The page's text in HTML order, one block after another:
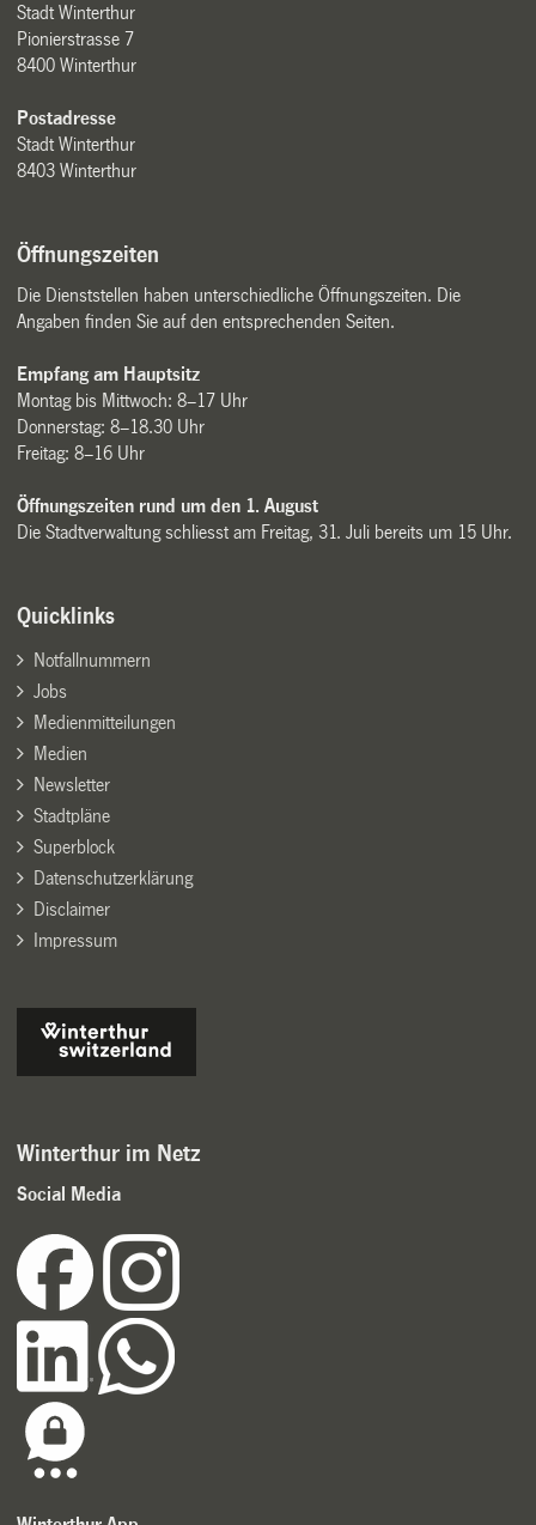
Stadt Winterthur
Pionierstrasse 7
8400 Winterthur
Postadresse
Stadt Winterthur
8403 Winterthur
Öffnungszeiten
Die Dienststellen haben unterschiedliche Öffnungszeiten. Die
Angaben finden Sie auf den entsprechenden Seiten.
Empfang am Hauptsitz
Montag bis Mittwoch: 8–17 Uhr
Donnerstag: 8–18.30 Uhr
Freitag: 8–16 Uhr
Öffnungszeiten rund um den 1. August
Die Stadtverwaltung schliesst am Freitag, 31. Juli bereits um 15 Uhr.
Quicklinks
Notfallnummern
Jobs
Medienmitteilungen
Medien
Newsletter
Stadtpläne
Superblock
Datenschutzerklärung
Disclaimer
Impressum
Winterthur im Netz
Social Media